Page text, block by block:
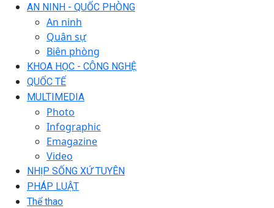
AN NINH - QUỐC PHÒNG
An ninh
Quân sự
Biên phòng
KHOA HỌC - CÔNG NGHỆ
QUỐC TẾ
MULTIMEDIA
Photo
Infographic
Emagazine
Video
NHỊP SỐNG XỨ TUYÊN
PHÁP LUẬT
Thể thao